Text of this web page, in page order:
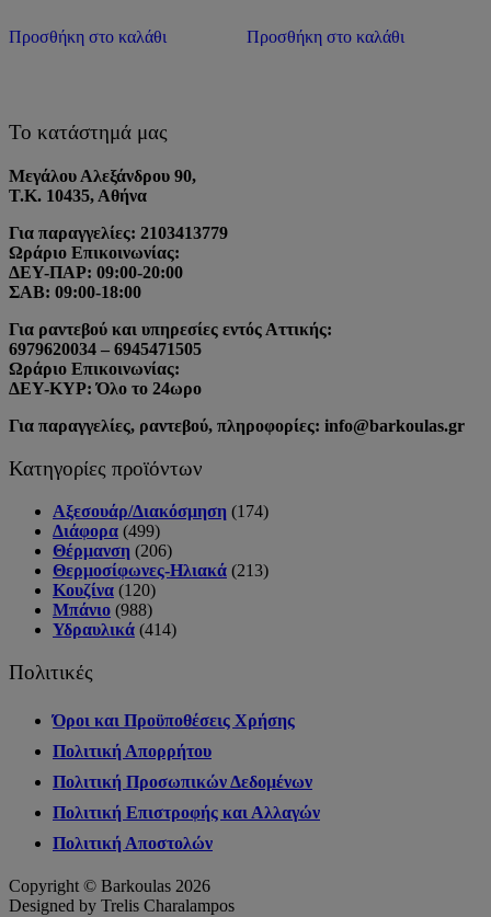
Προσθήκη στο καλάθι Προσθήκη στο καλάθι
Το κατάστημά μας
Μεγάλου Αλεξάνδρου 90,
Τ.Κ. 10435, Αθήνα
Για παραγγελίες: 2103413779
Ωράριο Επικοινωνίας:
ΔΕΥ-ΠΑΡ: 09:00-20:00
ΣΑΒ: 09:00-18:00
Για ραντεβού και υπηρεσίες εντός Αττικής:
6979620034 – 6945471505
Ωράριο Επικοινωνίας:
ΔΕΥ-ΚΥΡ: Όλο το 24ωρο
Για παραγγελίες, ραντεβού, πληροφορίες: info@barkoulas.gr
Κατηγορίες προϊόντων
Αξεσουάρ/Διακόσμηση (174)
Διάφορα (499)
Θέρμανση (206)
Θερμοσίφωνες-Ηλιακά (213)
Κουζίνα (120)
Μπάνιο (988)
Υδραυλικά (414)
Πολιτικές
Όροι και Προϋποθέσεις Χρήσης
Πολιτική Απορρήτου
Πολιτική Προσωπικών Δεδομένων
Πολιτική Επιστροφής και Αλλαγών
Πολιτική Αποστολών
Copyright © Barkoulas 2026
Designed by Trelis Charalampos